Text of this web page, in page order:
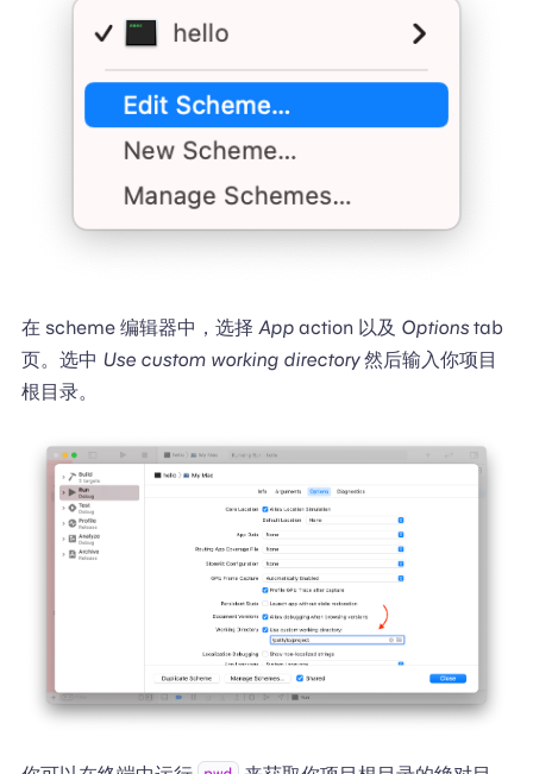
在 scheme 编辑器中，选择 Appaction 以及 Optionstab
页。选中 Use custom working directory然后输入你项目
根目录。